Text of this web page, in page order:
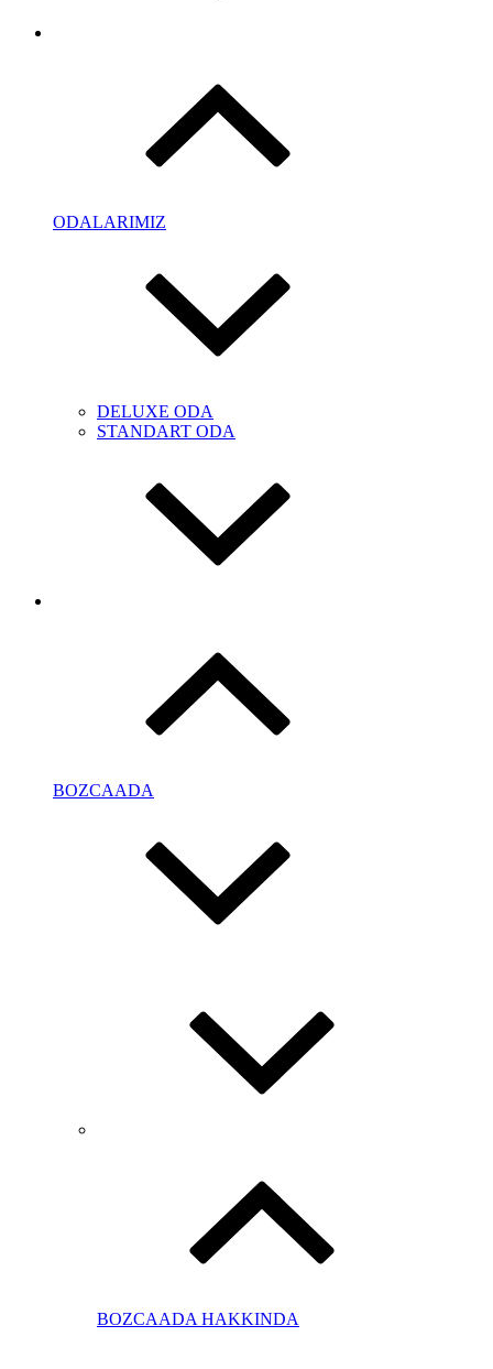
ODALARIMIZ
DELUXE ODA
STANDART ODA
BOZCAADA
BOZCAADA HAKKINDA